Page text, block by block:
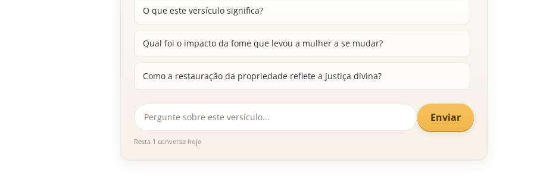
O que este versículo significa?
Qual foi o impacto da fome que levou a mulher a se mudar?
Como a restauração da propriedade reflete a justiça divina?
Enviar
Resta 1 conversa hoje